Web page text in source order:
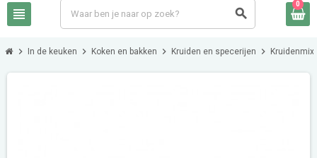
view_headline search
0
chevron_right In de keuken chevron_right Koken en bakken chevron_right Kruiden en specerijen chevron_right Kruidenmix